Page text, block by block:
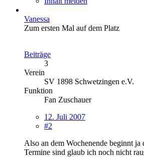
Vanessa
Zum ersten Mal auf dem Platz
Beiträge
3
Verein
SV 1898 Schwetzingen e.V.
Funktion
Fan Zuschauer
12. Juli 2007
#2
Also an dem Wochenende beginnt
Termine sind glaub ich noch nicht